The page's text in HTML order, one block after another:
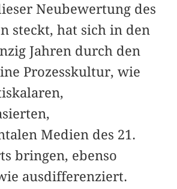
Neubewertung des
steckt, hat sich in den
Jahren durch den
Prozesskultur, wie
Medien des 21.
bringen, ebenso
ausdifferenziert.